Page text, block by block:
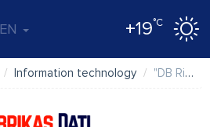
EN +19°C
Information technology "DB Risinājumi" SIA